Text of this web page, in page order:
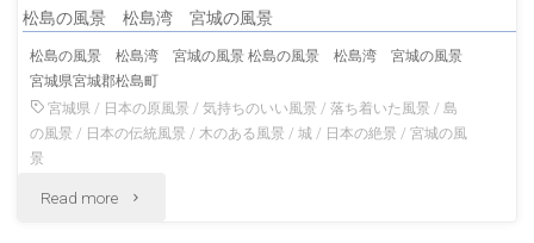
島
の
伝
松島の風景 松島湾 宮城の風景
松島の風景 松島湾 宮城の風景 松島の風景 松島湾 宮城の風景
宮城県宮城郡松島町
宮城県 / 日本の原風景 /気持ちのいい風景 /落ち着いた風景 /島
の風景 / 日本の伝統風景 / 木のある風景 /城 / 日本の絶景 /宮城の風
景
Read more "松